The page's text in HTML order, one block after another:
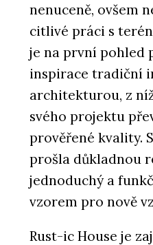
nenuceně, ovšem
citlivé práci s
je na první pohled
inspirace tradiční
architekturou, z
svého projektu
prověřené kvality.
prošla důkladnou
jednoduchý a
vzorem pro nově
Rust-ic House je